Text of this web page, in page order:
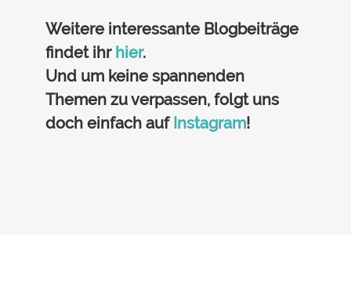
Weitere interessante Blogbeiträge
findet ihr hier.
Und um keine spannenden
Themen zu verpassen, folgt uns
doch einfach auf Instagram!